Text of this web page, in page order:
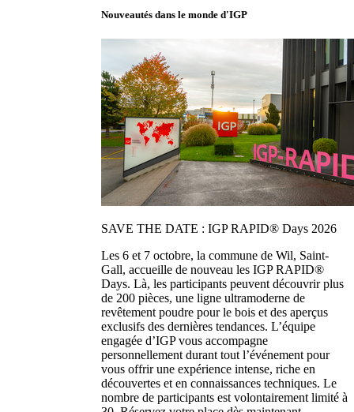
Nouveautés dans le monde d'IGP
SAVE THE DATE : IGP RAPID® Days 2026
Les 6 et 7 octobre, la commune de Wil, Saint-
Gall, accueille de nouveau les IGP RAPID®
Days. Là, les participants peuvent découvrir plus
de 200 pièces, une ligne ultramoderne de
revêtement poudre pour le bois et des aperçus
exclusifs des dernières tendances. L’équipe
engagée d’IGP vous accompagne
personnellement durant tout l’événement pour
vous offrir une expérience intense, riche en
découvertes et en connaissances techniques. Le
nombre de participants est volontairement limité à